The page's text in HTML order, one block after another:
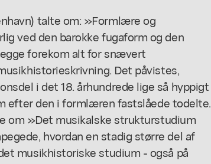
talte om: »Formlære og
ved den barokke fugaform og den
forekom alt for snævert
Det påvistes,
i det 18. århundrede lige så hyppigt
efter den i formlæren fastslåede todelte.
om »Det musikalske strukturstudium
hvordan en stadig større del af
musikhistoriske studium - også på